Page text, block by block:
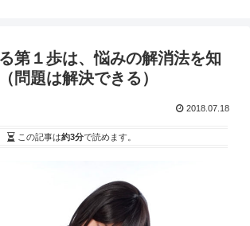
第１歩は、悩みの解消法を知
問題は解決できる）
2018.07.18
この記事は約3分で読めます。